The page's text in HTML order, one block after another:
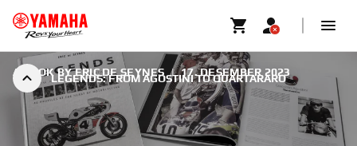
LEGENDS: FROM AGOSTINI TO QUARTARARO
A BOOK BY ERIC DE SEYNES | 17. DESEMBER 2023